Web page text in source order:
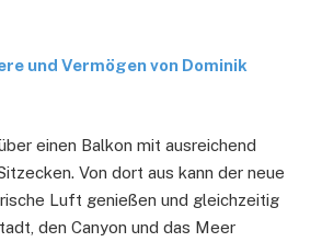
und Vermögen von Dominik
einen Balkon mit ausreichend
Von dort aus kann der neue
Luft genießen und gleichzeitig
den Canyon und das Meer